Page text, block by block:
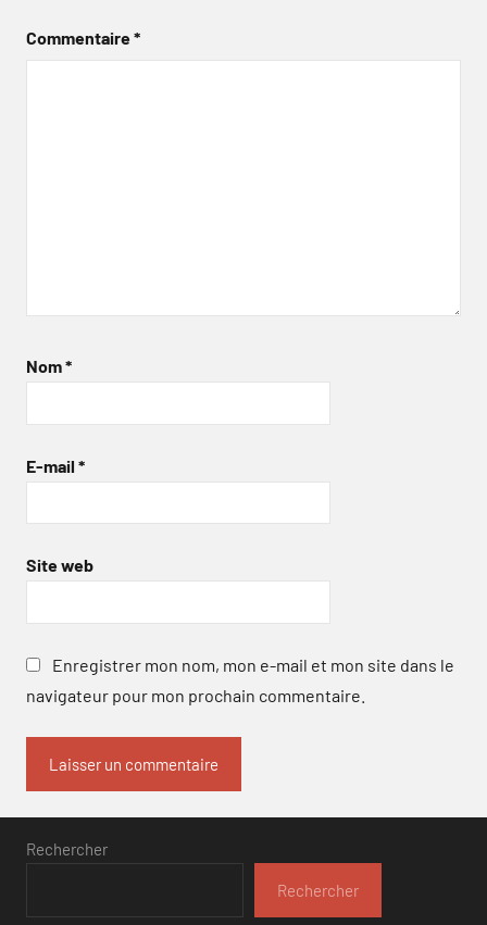
Commentaire*
Nom*
E-mail *
Site web
Enregistrer mon nom, mon e-mail et mon site dans le
navigateur pour mon prochain commentaire.
Rechercher
Rechercher